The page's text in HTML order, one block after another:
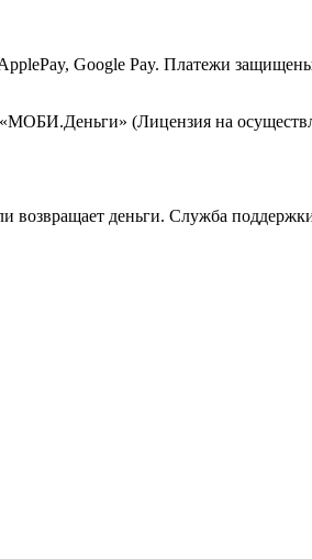
Google Pay. Платежи
(Лицензия на
возвращает деньги. Служба